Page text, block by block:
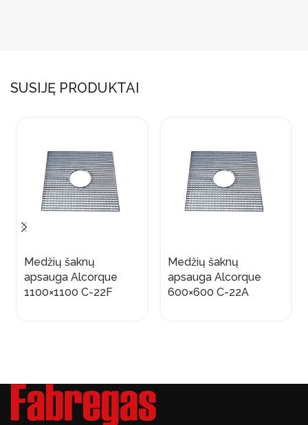
SUSIJĘ PRODUKTAI
Medžių šaknų
apsauga Alcorque
1100×1100 C-22F
Medžių šaknų
apsauga Alcorque
600×600 C-22A